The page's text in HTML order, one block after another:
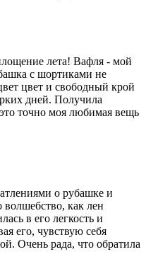
лета! Вафля - мой
с шортиками не
цвет и свободный крой
дней. Получила
точно моя любимая вещь
о рубашке и
как лен
в его легкость и
его, чувствую себя
Очень рада, что обратила